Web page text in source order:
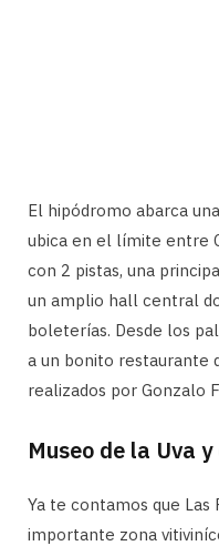
El hipódromo abarca
ubica en el límite entre
con 2 pistas, una
un amplio hall central
boleterías. Desde los
a un bonito restaurante
realizados por Gonzalo
Museo de la Uva
Ya te contamos que Las
importante zona